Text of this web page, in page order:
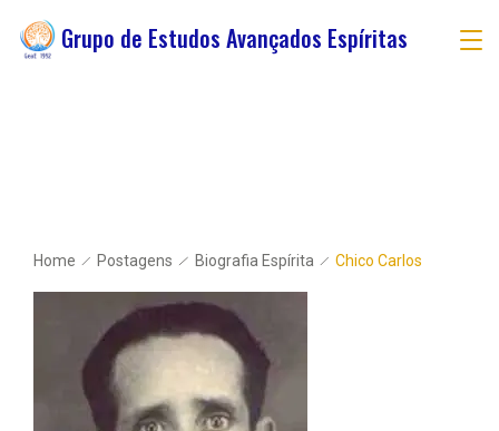
Grupo de Estudos Avançados Espíritas
Home Postagens Biografia Espírita Chico Carlos